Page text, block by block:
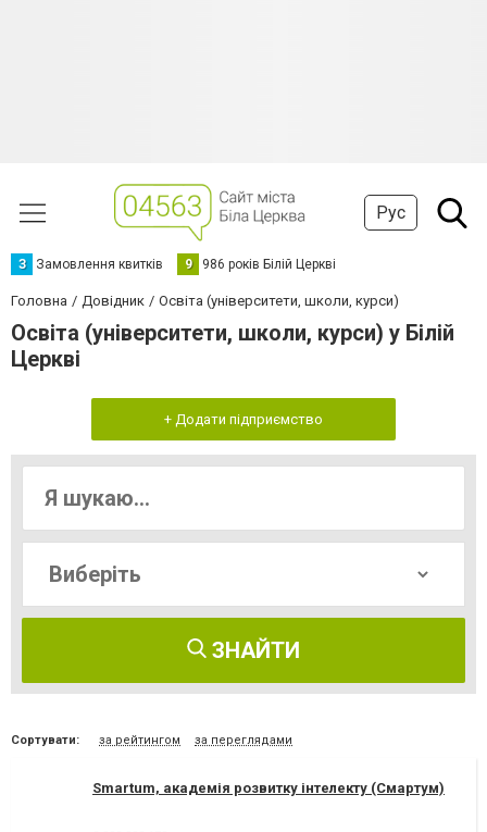
Рус
З Замовлення квитків 9 986 років Білій Церкві
Головна Довідник Освіта (університети, школи, курси)
Освіта (університети, школи, курси) у Білій
Церкві
+ Додати підприємство
ЗНАЙТИ
Сортувати: за рейтингом за переглядами
Smartum, академія розвитку інтелекту (Смартум)